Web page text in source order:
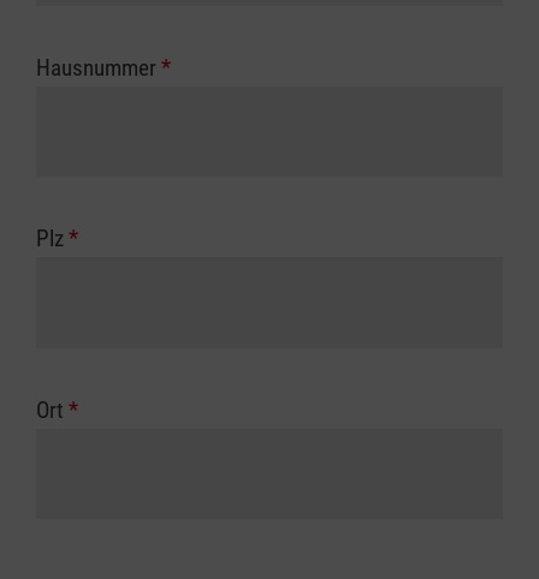
Hausnummer *
Plz*
Ort *